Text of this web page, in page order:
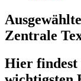
Zentrale
Hier findest